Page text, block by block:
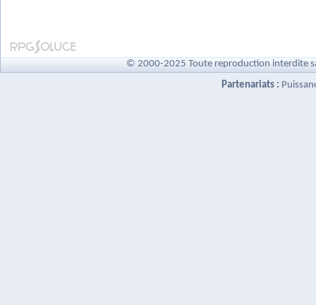
© 2000-2025 Toute reproduction interdite
Partenariats :